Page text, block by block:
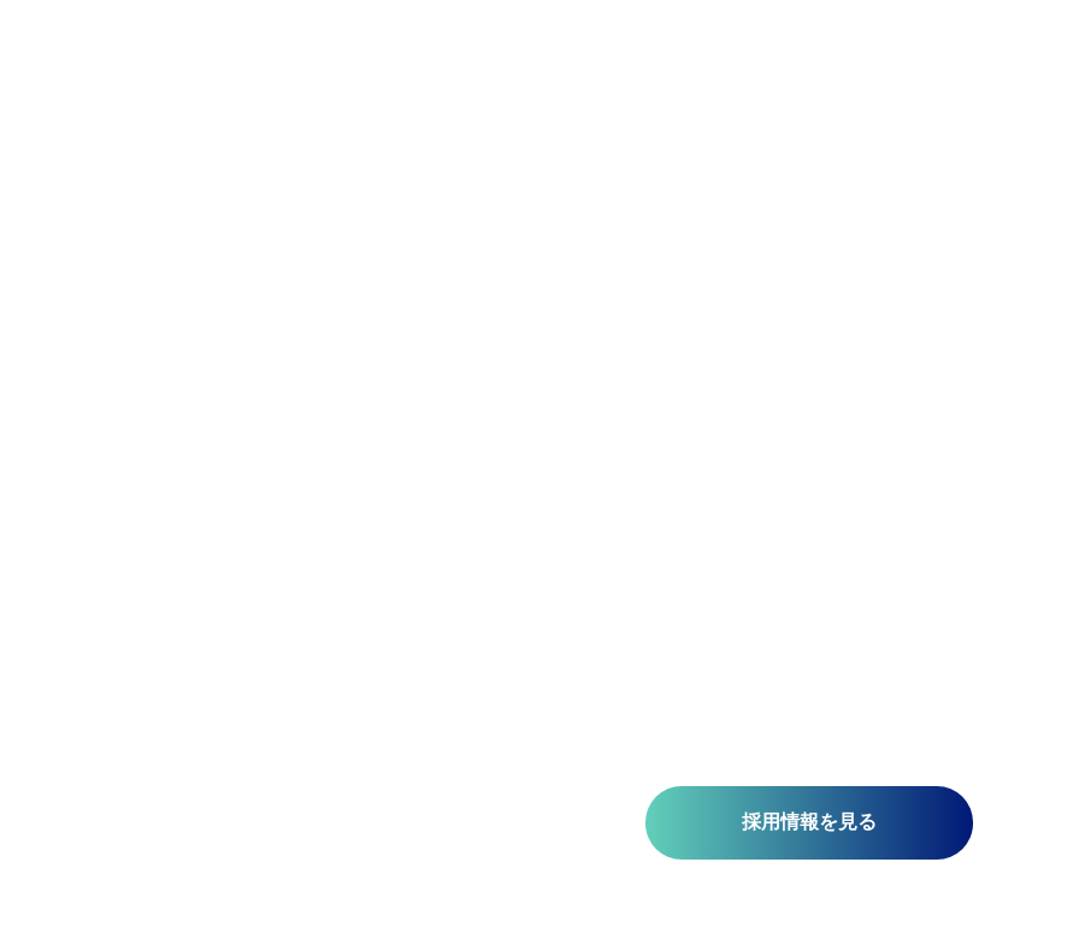
採用情報を見る